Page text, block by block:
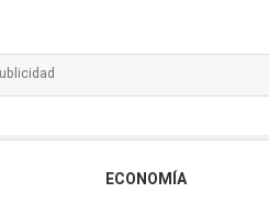
ECONOMÍA